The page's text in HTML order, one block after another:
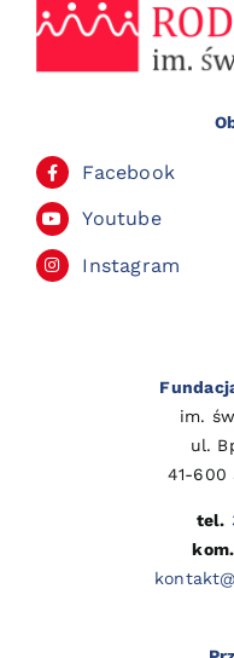
Facebook
Youtube
Instagram
im.
ul.
41-600
tel.
kom.